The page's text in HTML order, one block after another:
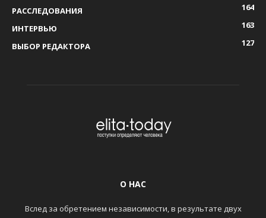
РАССЛЕДОВАНИЯ
164
ИНТЕРВЬЮ
163
ВЫБОР РЕДАКТОРА
127
О НАС
Вслед за обретением независимости, в результате двух